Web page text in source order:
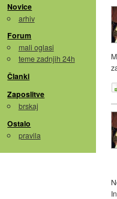
Novice
arhiv
Forum
mali oglasi
teme zadnjih 24h
Članki
Zaposlitve
brskaj
Ostalo
pravila